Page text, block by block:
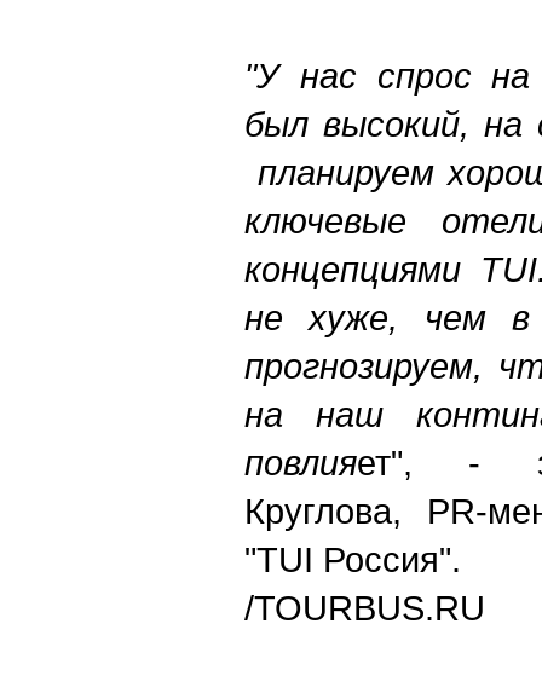
"У нас спрос на
был высокий,
планируем
ключевые
концепциями
не хуже, чем в
прогнозируем,
на наш
повлияет", -
Круглова, PR-
"TUI Россия".
/TOURBUS.RU